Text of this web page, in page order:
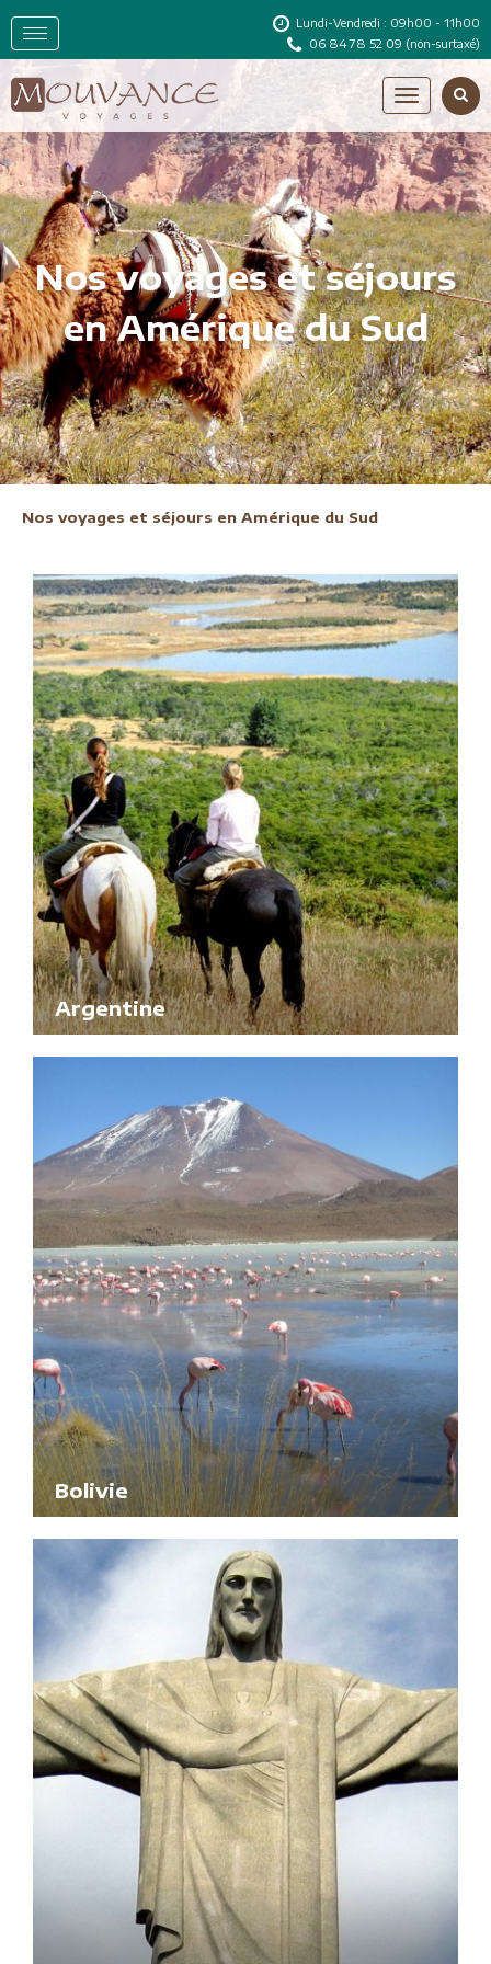
Lundi-Vendredi : 09h00 - 11h00
06 84 78 52 09 (non-surtaxé)
Nos voyages et séjours
en Amérique du Sud
Nos voyages et séjours en Amérique du Sud
Argentine
Bolivie